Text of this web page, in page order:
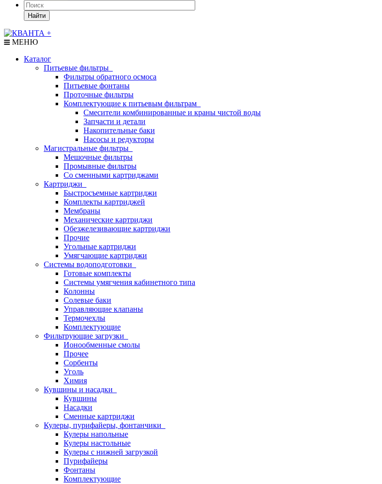
Найти
МЕНЮ
Каталог
Питьевые фильтры
Фильтры обратного осмоса
Питьевые фонтаны
Проточные фильтры
Комплектующие к питьевым фильтрам
Смесители комбинированные и краны чистой воды
Запчасти и детали
Накопительные баки
Насосы и редукторы
Магистральные фильтры
Мешочные фильтры
Промывные фильтры
Со сменными картриджами
Картриджи
Быстросъемные картриджи
Комплекты картриджей
Мембраны
Механические картриджи
Обезжелезивающие картриджи
Прочие
Угольные картриджи
Умягчающие картриджи
Системы водоподготовки
Готовые комплекты
Системы умягчения кабинетного типа
Колонны
Солевые баки
Управляющие клапаны
Термочехлы
Комплектующие
Фильтрующие загрузки
Ионообменные смолы
Прочее
Сорбенты
Уголь
Химия
Кувшины и насадки
Кувшины
Насадки
Сменные картриджи
Кулеры, пурифайеры, фонтанчики
Кулеры напольные
Кулеры настольные
Кулеры с нижней загрузкой
Пурифайеры
Фонтаны
Комплектующие